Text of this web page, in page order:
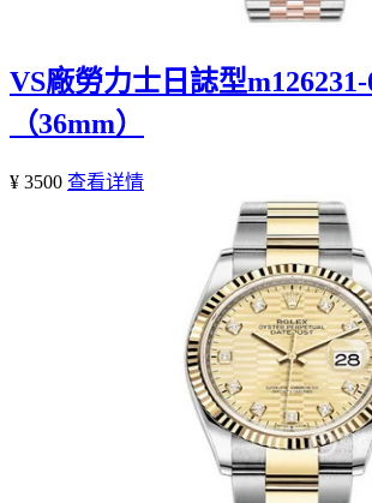
VS廠勞力士日誌型
（36mm）
¥ 3500 查看详情